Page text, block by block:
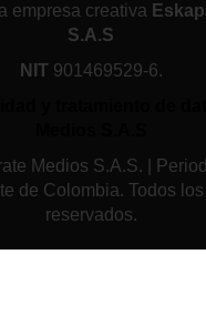
empresa creativa
S.A.S
NIT 901469529-6.
Medios S.A.S. |
de Colombia. Todos
reservados.